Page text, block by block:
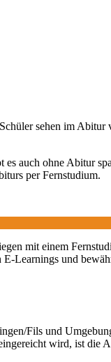
sehen im Abitur
auch ohne Abitur
per Fernstudium.
mit einem
Learnings und
Fils und
wird, ist die